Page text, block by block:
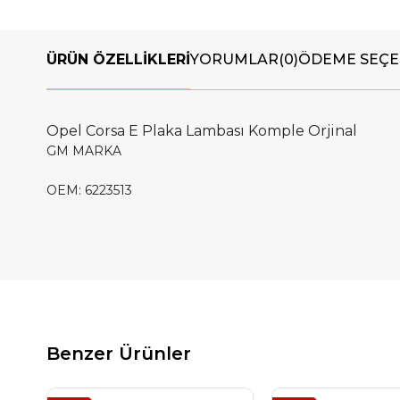
ÜRÜN ÖZELLIKLERIYORUMLAR(0)ÖDEME
Opel Corsa E Plaka Lambası Komple Orjinal
GM MARKA
OEM: 6223513
Benzer Ürünler